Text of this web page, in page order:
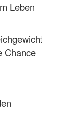
Leben
Chance